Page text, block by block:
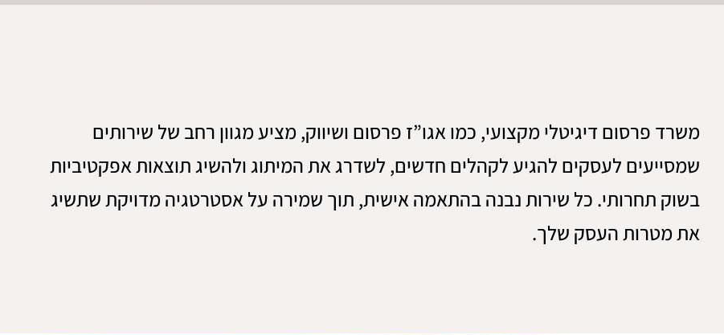
משרד פרסום דיגיטלי מקצועי, כמו אגו”ז פרסום ושיווק, מציע מגוון רחב של שירותים
שמסייעים לעסקים להגיע לקהלים חדשים, לשדרג את המיתוג ולהשיג תוצאות אפקטיביות
בשוק תחרותי. כל שירות נבנה בהתאמה אישית, תוך שמירה על אסטרטגיה מדויקת שתשיג
את מטרות העסק שלך.